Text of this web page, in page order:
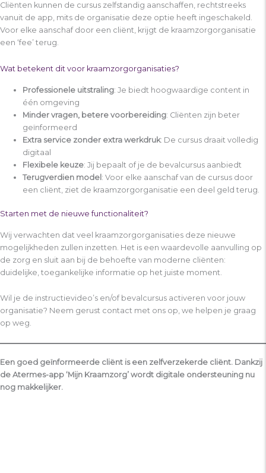
Cliënten kunnen de cursus zelfstandig aanschaffen, rechtstreeks
vanuit de app, mits de organisatie deze optie heeft ingeschakeld.
Voor elke aanschaf door een cliënt, krijgt de kraamzorgorganisatie
een ‘fee’ terug.
Wat betekent dit voor kraamzorgorganisaties?
Professionele uitstraling: Je biedt hoogwaardige content in
één omgeving
Minder vragen, betere voorbereiding: Cliënten zijn beter
geïnformeerd
Extra service zonder extra werkdruk: De cursus draait volledig
digitaal
Flexibele keuze: Jij bepaalt of je de bevalcursus aanbiedt
Terugverdien model: Voor elke aanschaf van de cursus door
een cliënt, ziet de kraamzorgorganisatie een deel geld terug.
Starten met de nieuwe functionaliteit?
Wij verwachten dat veel kraamzorgorganisaties deze nieuwe
mogelijkheden zullen inzetten. Het is een waardevolle aanvulling op
de zorg en sluit aan bij de behoefte van moderne cliënten:
duidelijke, toegankelijke informatie op het juiste moment.
Wil je de instructievideo’s en/of bevalcursus activeren voor jouw
organisatie? Neem gerust contact met ons op, we helpen je graag
op weg.
Een goed geïnformeerde cliënt is een zelfverzekerde cliënt. Dankzij
de Atermes-app ‘Mijn Kraamzorg’ wordt digitale ondersteuning nu
nog makkelijker.